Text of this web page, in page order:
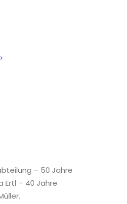
Jahre!!!
– 50 Jahre
Ertl – 40 Jahre